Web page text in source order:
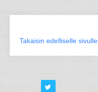
Takaisin edelliselle sivulle